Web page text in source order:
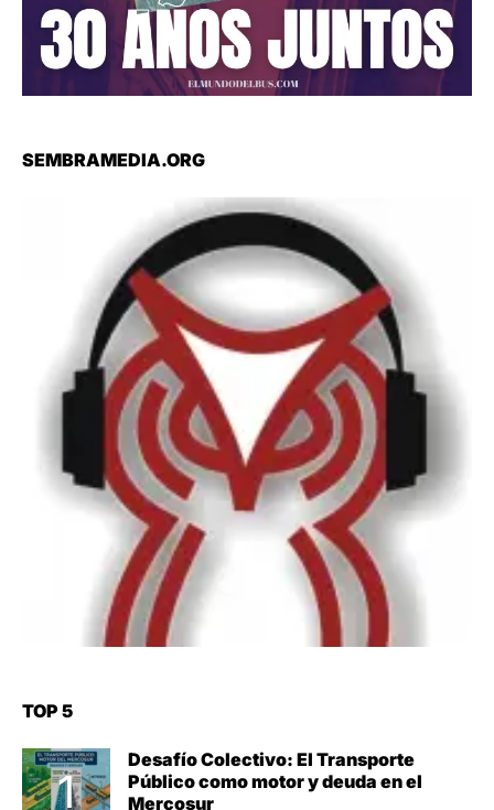
SEMBRAMEDIA.ORG
TOP 5
Desafío Colectivo: El Transporte
Público como motor y deuda en el
Mercosur